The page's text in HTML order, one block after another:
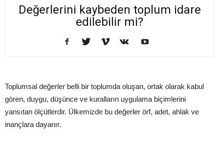
Değerlerini kaybeden toplum idare
edilebilir mi?
Toplumsal değerler belli bir toplumda oluşan, ortak olarak kabul
gören, duygu, düşünce ve kuralların uygulama biçimlerini
yansıtan ölçütlerdir. Ülkemizde bu değerler örf, adet, ahlak ve
inançlara dayanır.